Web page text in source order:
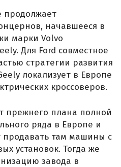
продолжает
начавшееся в
марки Volvo
Для Ford совместное
стратегии развития
локализует в Европе
кроссоверов.
прежнего плана полной
ряда в Европе и
продавать там машины с
установок. Тогда же
завода в